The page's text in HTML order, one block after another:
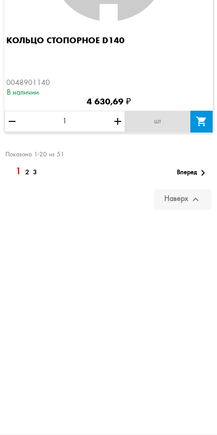
КОЛЬЦО СТОПОРНОЕ D140
0048901140
В наличии
4 630,69 ₽
remove add шт 
Показано 1-20 из 51
123 Вперед
Наверх 